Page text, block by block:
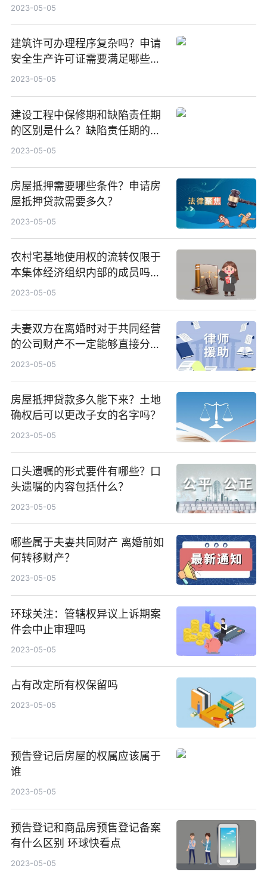
2023-05-05
建筑许可办理程序复杂吗？申请
安全生产许可证需要满足哪些条
件？
2023-05-05
建设工程中保修期和缺陷责任期
的区别是什么？缺陷责任期的内
容有哪些？
2023-05-05
房屋抵押需要哪些条件？申请房
屋抵押贷款需要多久？
2023-05-05
农村宅基地使用权的流转仅限于
本集体经济组织内部的成员吗？
农村宅基地能否继承？
2023-05-05
夫妻双方在离婚时对于共同经营
的公司财产不一定能够直接分割
吗？夫妻进行公司共同债务如何
2023-05-05
房屋抵押贷款多久能下来？土地
确权后可以更改子女的名字吗？
2023-05-05
口头遗嘱的形式要件有哪些？口
头遗嘱的内容包括什么？
2023-05-05
哪些属于夫妻共同财产 离婚前如
何转移财产？
2023-05-05
环球关注：管辖权异议上诉期案
件会中止审理吗
2023-05-05
占有改定所有权保留吗
2023-05-05
预告登记后房屋的权属应该属于
谁
2023-05-05
预告登记和商品房预售登记备案
有什么区别 环球快看点
2023-05-05